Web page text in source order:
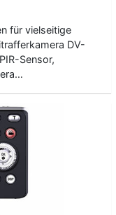
für vielseitige
DV-
Sensor,